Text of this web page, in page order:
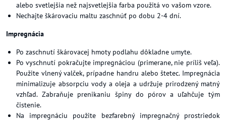
alebo svetlejšia než najsvetlejšia farba použitá vo vašom vzore.
Nechajte škárovaciu maltu zaschnúť po dobu 2-4 dní.
Impregnácia
Po zaschnutí škárovacej hmoty podlahu dôkladne umyte.
Po vyschnutí pokračujte impregnáciou (primerane, nie príliš veľa).
Použite vlnený valček, prípadne handru alebo štetec. Impregnácia
minimalizuje absorpciu vody a oleja a udržuje prirodzený matný
vzhľad. Zabraňuje prenikaniu špiny do pórov a uľahčuje tým
čistenie.
Na impregnáciu použite bezfarebný impregnačný prostriedok